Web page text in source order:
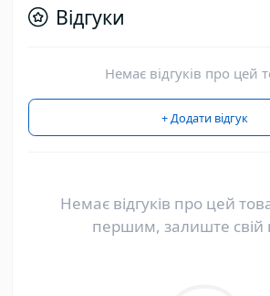
Відгуки
Немає відгуків про цей
+ Додати відгук
Немає відгуків про цей
першим, залиште свій